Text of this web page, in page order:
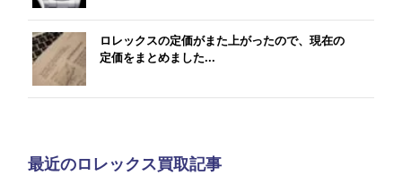
ロレックスの定価がまた上がったので、現在の
定価をまとめました...
最近のロレックス買取記事